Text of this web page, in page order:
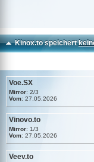
Kinox.to speichert
Voe.SX
Mirror: 2/3
Vom: 27.05.2026
Vinovo.to
Mirror: 1/3
Vom: 27.05.2026
Veev.to